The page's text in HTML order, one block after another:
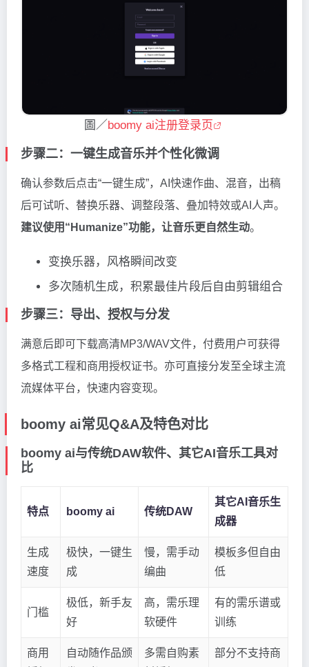
圖／boomy ai注册登录页
步骤二：一键生成音乐并个性化微调
确认参数后点击“一键生成”，AI快速作曲、混音，出稿
后可试听、替换乐器、调整段落、叠加特效或AI人声。
建议使用“Humanize”功能，让音乐更自然生动。
变换乐器，风格瞬间改变
多次随机生成，积累最佳片段后自由剪辑组合
步骤三：导出、授权与分发
满意后即可下载高清MP3/WAV文件，付费用户可获得
多格式工程和商用授权证书。亦可直接分发至全球主流
流媒体平台，快速内容变现。
boomy ai常见Q&A及特色对比
boomy ai与传统DAW软件、其它AI音乐工具对
比
特点 boomy ai 传统DAW
其它AI音乐生
成器
生成
速度
极快，一键生
成
慢，需手动
编曲
模板多但自由
低
门槛
极低，新手友
好
高，需乐理
软硬件
有的需乐谱或
训练
商用
自动随作品颁
多需自购素
部分不支持商